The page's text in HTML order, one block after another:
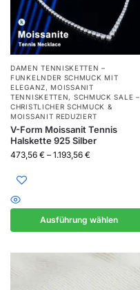
DAMEN TENNISKETTEN –
FUNKELNDER SCHMUCK MIT
ELEGANZ,MOISSANIT
TENNISKETTEN, SCHMUCK SALE –
CHRISTLICHER SCHMUCK &
MOISSANIT REDUZIERT
V-Form Moissanit Tennis
Halskette 925 Silber
473,56 € – 1.193,56 €
Ausführung wählen